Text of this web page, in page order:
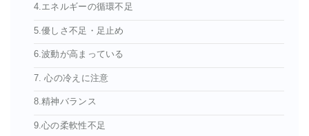
4.エネルギーの循環不足
5.優しさ不足・足止め
6.波動が高まっている
7. 心の冷えに注意
8.精神バランス
9.心の柔軟性不足